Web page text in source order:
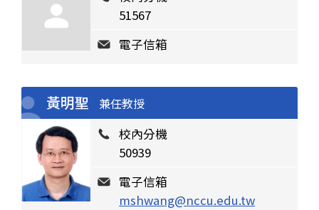
51567
電子信箱
黃明聖 兼任教授
校內分機
50939
電子信箱
mshwang@nccu.edu.tw